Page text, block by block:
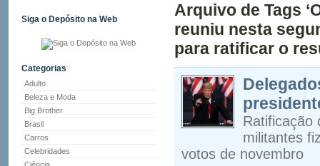
Siga o Depósito na Web
Categorias
Adulto
Beleza e Moda
Big Brother
Brasil
Carros
Celebridades
Arquivo de Tags
reuniu nesta
para ratificar o
Ratificação
militantes
votos de novembro